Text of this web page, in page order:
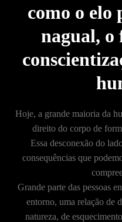
como o elo
nagual, o
Hoje, a grande maioria da
direito do corpo de
Essa desconexão do
consequências que
Grande parte das pessoas
entorno, uma relação de
natureza, de